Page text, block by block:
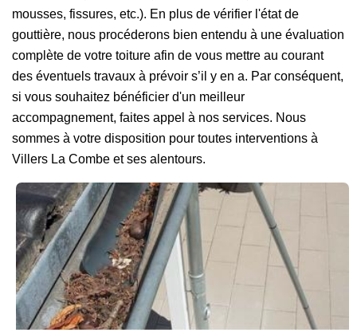
mousses, fissures, etc.). En plus de vérifier l'état de
gouttière, nous procéderons bien entendu à une évaluation
complète de votre toiture afin de vous mettre au courant
des éventuels travaux à prévoir s’il y en a. Par conséquent,
si vous souhaitez bénéficier d'un meilleur
accompagnement, faites appel à nos services. Nous
sommes à votre disposition pour toutes interventions à
Villers La Combe et ses alentours.